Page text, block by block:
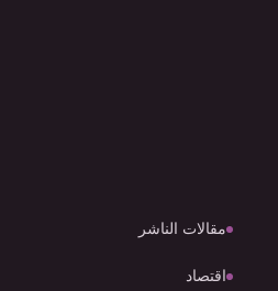
مقالات الناشر
اقتصاد